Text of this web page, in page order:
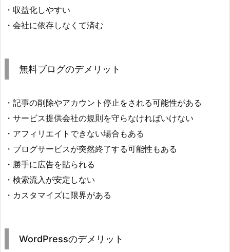
・収益化しやすい
・会社に依存しなくて済む
無料ブログのデメリット
・記事の削除やアカウント停止をされる可能性がある
・サービス提供会社の規則を守らなければいけない
・アフィリエイトできない場合もある
・ブログサービスが突然終了する可能性もある
・勝手に広告を貼られる
・検索流入が安定しない
・カスタマイズに限界がある
WordPressのデメリット